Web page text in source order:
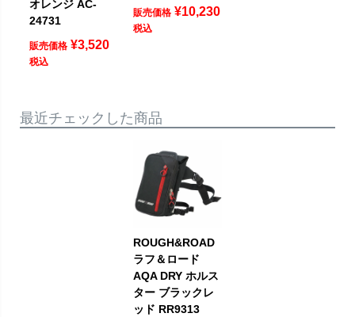
オレンジ AC-
24731
販売価格 ¥3,520
税込
販売価格 ¥10,230
税込
最近チェックした商品
ROUGH&ROAD
ラフ＆ロード
AQA DRY ホルス
ター ブラックレ
ッド RR9313